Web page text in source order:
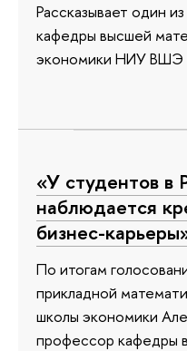
Рассказывает один
кафедры высшей
экономики НИУ ВШЭ
«У студентов в
наблюдается
бизнес-
По итогам
прикладной
школы экономики
профессор кафедры